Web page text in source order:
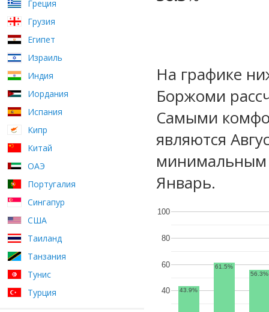
Греция
Грузия
Египет
Израиль
Индия
Иордания
Испания
Кипр
Китай
ОАЭ
Португалия
Сингапур
США
Таиланд
Танзания
Тунис
Турция
На графике
Боржоми
Самыми
являются
минимальным
Январь.
40
60
80
100
43.9%
61.5%
56.3%